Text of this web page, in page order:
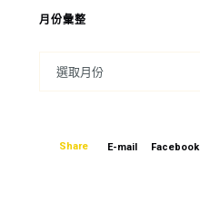
月份彙整
Share E-mail Facebook